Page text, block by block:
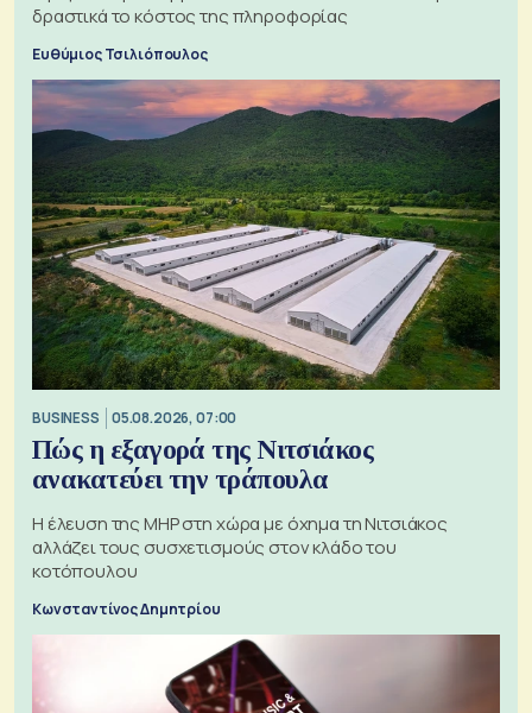
δραστικά το κόστος της πληροφορίας
Ευθύμιος Τσιλιόπουλος
BUSINESS 05.08.2026, 07:00
Πώς η εξαγορά της Νιτσιάκος
ανακατεύει την τράπουλα
H έλευση της MHP στη χώρα με όχημα τη Νιτσιάκος
αλλάζει τους συσχετισμούς στον κλάδο του
κοτόπουλου
Κωνσταντίνος Δημητρίου